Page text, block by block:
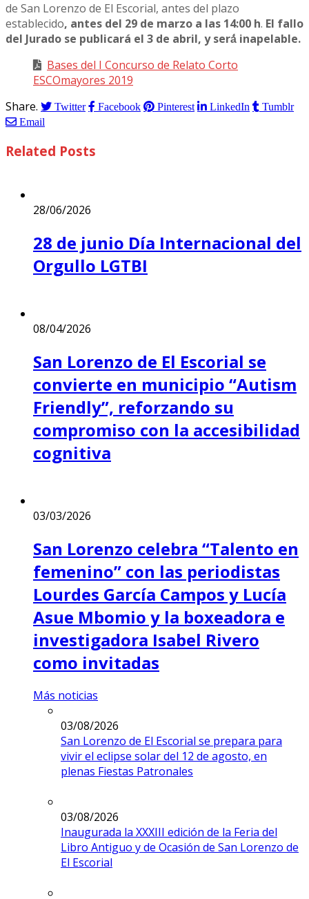
de San Lorenzo de El Escorial, antes del plazo
establecido, antes del 29 de marzo a las 14:00 h. El fallo
del Jurado se publicará el 3 de abril, y será́ inapelable.
Bases del I Concurso de Relato Corto
ESCOmayores 2019
Share.
Twitter Facebook Pinterest LinkedIn
Tumblr
Email
Related Posts
28/06/2026
28 de junio Día Internacional del
Orgullo LGTBI
08/04/2026
San Lorenzo de El Escorial se
convierte en municipio “Autism
Friendly”, reforzando su
compromiso con la accesibilidad
cognitiva
03/03/2026
San Lorenzo celebra “Talento en
femenino” con las periodistas
Lourdes García Campos y Lucía
Asue Mbomio y la boxeadora e
investigadora Isabel Rivero
como invitadas
Más noticias
03/08/2026
San Lorenzo de El Escorial se prepara para
vivir el eclipse solar del 12 de agosto, en
plenas Fiestas Patronales
03/08/2026
Inaugurada la XXXIII edición de la Feria del
Libro Antiguo y de Ocasión de San Lorenzo de
El Escorial